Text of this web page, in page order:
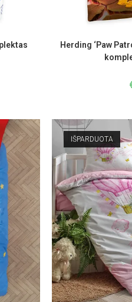
Herding ‘Paw
IŠPARDUOTA